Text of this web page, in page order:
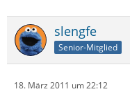
slengfe
Senior-Mitglied
18. März 2011 um 22:12